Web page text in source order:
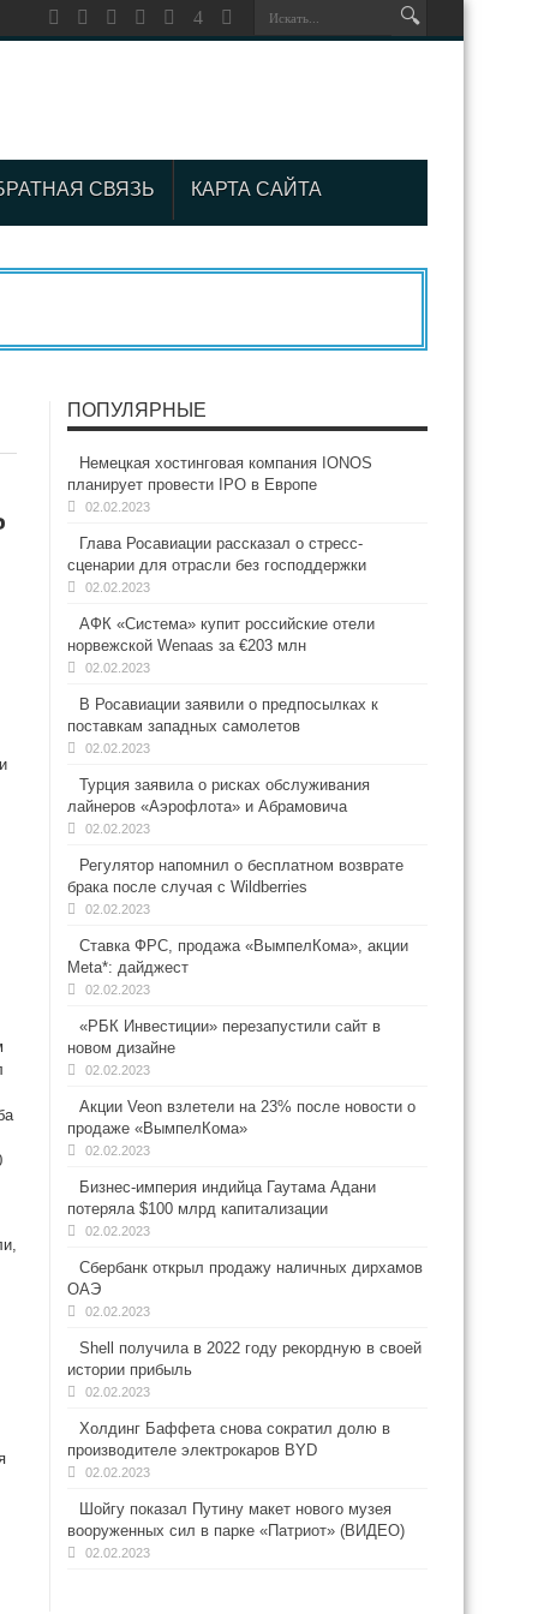
СВЯЗЬ КАРТА САЙТА
ПОПУЛЯРНЫЕ
Немецкая хостинговая компания IONOS
планирует провести IPO в Европе
02.02.2023
Глава Росавиации рассказал о стресс-
сценарии для отрасли без господдержки
02.02.2023
АФК «Система» купит российские отели
норвежской Wenaas за €203 млн
02.02.2023
В Росавиации заявили о предпосылках к
поставкам западных самолетов
02.02.2023
Турция заявила о рисках обслуживания
лайнеров «Аэрофлота» и Абрамовича
02.02.2023
Регулятор напомнил о бесплатном возврате
брака после случая с Wildberries
02.02.2023
Ставка ФРС, продажа «ВымпелКома», акции
Meta*: дайджест
02.02.2023
«РБК Инвестиции» перезапустили сайт в
новом дизайне
02.02.2023
Акции Veon взлетели на 23% после новости о
продаже «ВымпелКома»
02.02.2023
Бизнес-империя индийца Гаутама Адани
потеряла $100 млрд капитализации
02.02.2023
Сбербанк открыл продажу наличных дирхамов
ОАЭ
02.02.2023
Shell получила в 2022 году рекордную в своей
истории прибыль
02.02.2023
Холдинг Баффета снова сократил долю в
производителе электрокаров BYD
02.02.2023
Шойгу показал Путину макет нового музея
вооруженных сил в парке «Патриот» (ВИДЕО)
02.02.2023